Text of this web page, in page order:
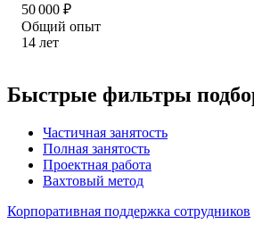
50 000 ₽
Общий опыт
14 лет
Быстрые фильтры
Частичная занятость
Полная занятость
Проектная работа
Вахтовый метод
Корпоративная поддержка сотрудников